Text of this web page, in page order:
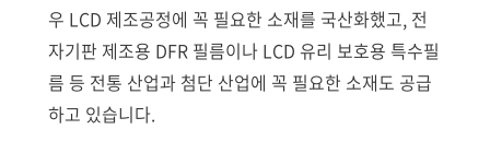
우 LCD 제조공정에 꼭 필요한 소재를 국산화했고, 전
자기판 제조용 DFR 필름이나 LCD 유리 보호용 특수필
름 등 전통 산업과 첨단 산업에 꼭 필요한 소재도 공급
하고 있습니다.